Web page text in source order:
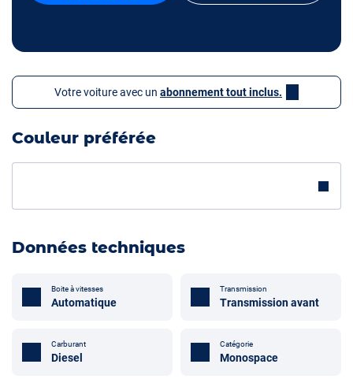
Votre voiture avec un abonnement tout inclus.
Couleur préférée
Données techniques
Boite à vitesses
Automatique
Transmission
Transmission avant
Carburant
Diesel
Catégorie
Monospace